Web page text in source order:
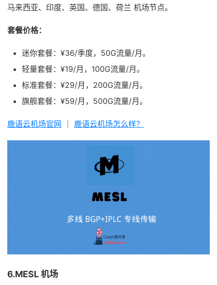
马来西亚、印度、英国、德国、荷兰 机场节点。
套餐价格：
迷你套餐：¥36/季度，50G流量/月。
轻量套餐：¥19/月，100G流量/月。
标准套餐：¥29/月，200G流量/月。
旗舰套餐：¥59/月，500G流量/月。
鹿语云机场官网 鹿语云机场怎么样？
6.MESL 机场